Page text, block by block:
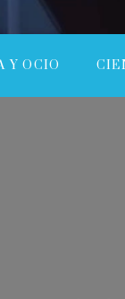
Y OCIO